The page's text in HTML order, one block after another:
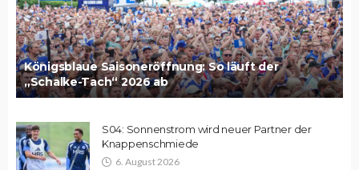
Königsblaue Saisoneröffnung: So läuft der
„Schalke-Tach“ 2026 ab
S04: Sonnenstrom wird neuer Partner der
Knappenschmiede
6. August 2026